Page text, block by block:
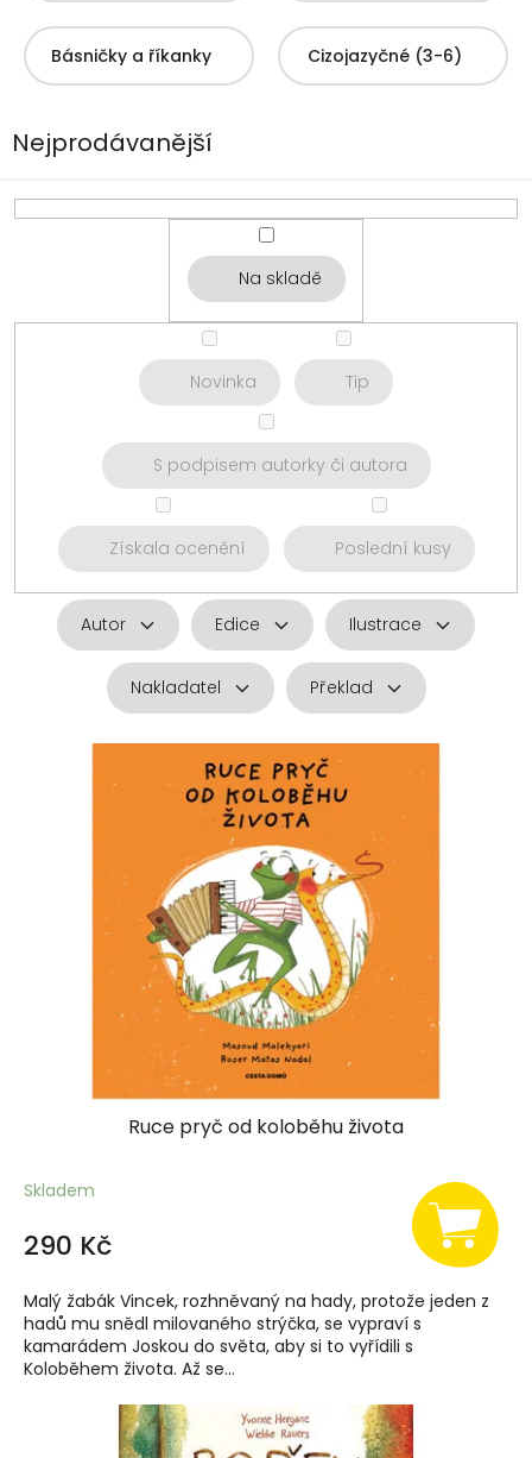
Básničky a říkanky Cizojazyčné (3-6)
Nejprodávanější
Na skladě
Novinka Tip
S podpisem autorky či autora
Získala ocenění Poslední kusy
Autor Edice Ilustrace
Nakladatel Překlad
Ruce pryč od koloběhu života
Skladem
290 Kč
Malý žabák Vincek, rozhněvaný na hady, protože jeden z
hadů mu snědl milovaného strýčka, se vypraví s
kamarádem Joskou do světa, aby si to vyřídili s
Koloběhem života. Až se...